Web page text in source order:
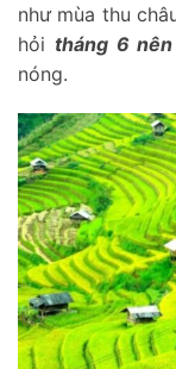
như mùa thu
hỏi tháng 6
nóng.